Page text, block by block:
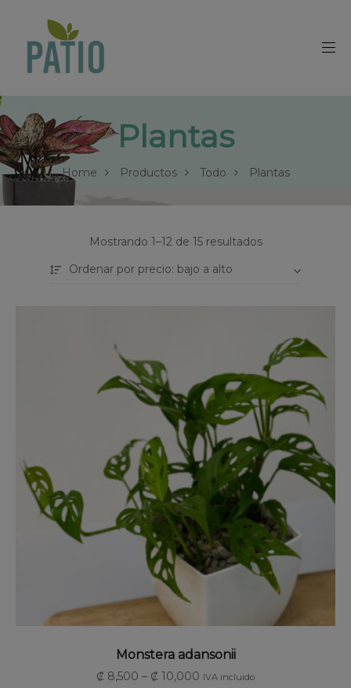
Home Productos Todo Plantas
Plantas
Mostrando 1–12 de 15 resultados
Ordenar por precio: bajo a alto
SELECCIONAR OPCIONES
Monstera adansonii
₡ 8,500 – ₡ 10,000 IVA incluido